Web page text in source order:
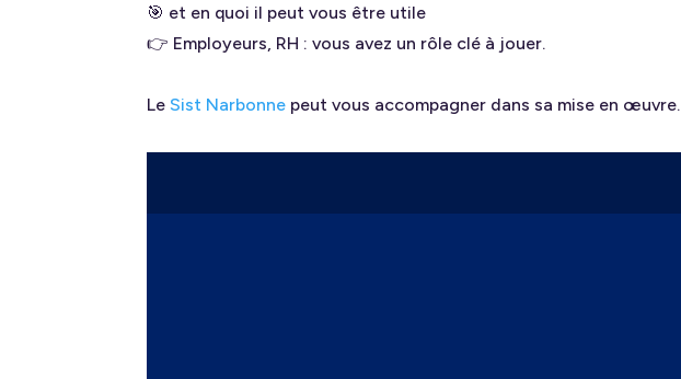
🎯 et en quoi il peut vous être utile
👉 Employeurs, RH : vous avez un rôle clé à jouer.
Le Sist Narbonne peut vous accompagner dans sa mise en œuvre.